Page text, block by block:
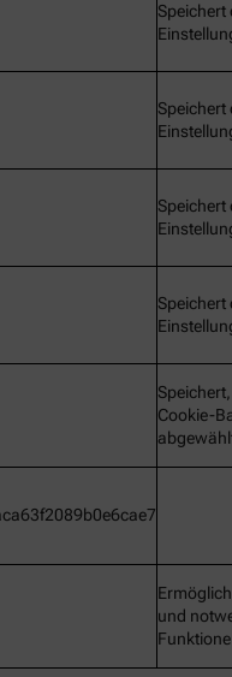
Speichert
Speichert
Speichert
Speichert
Cookie-
und